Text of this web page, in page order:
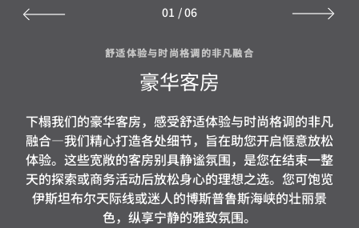
舒适体验与时尚格调的非凡融合
豪华客房
下榻我们的豪华客房，感受舒适体验与时尚格调的非凡
融合—我们精心打造各处细节，旨在助您开启惬意放松
体验。这些宽敞的客房别具静谧氛围，是您在结束一整
天的探索或商务活动后放松身心的理想之选。您可饱览
伊斯坦布尔天际线或迷人的博斯普鲁斯海峡的壮丽景
色，纵享宁静的雅致氛围。
01 /06